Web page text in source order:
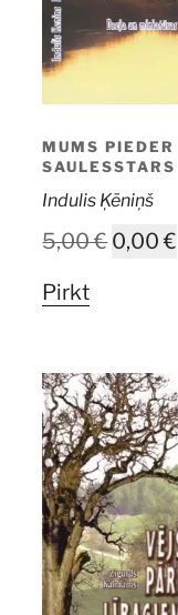
MUMS PIEDER
SAULESSTARS
Indulis Ķēniņš
5,00€Original
0,00€
Pirkt